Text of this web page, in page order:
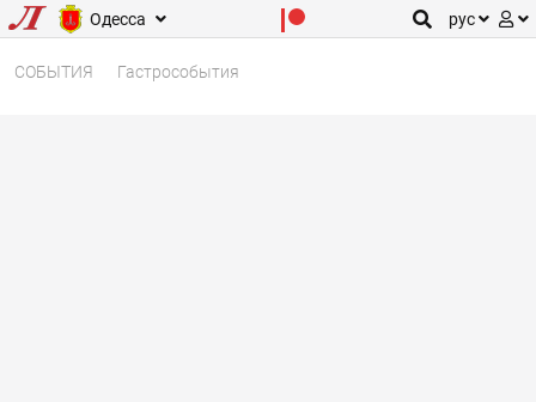
Одесса рус
СОБЫТИЯ Гастрособытия